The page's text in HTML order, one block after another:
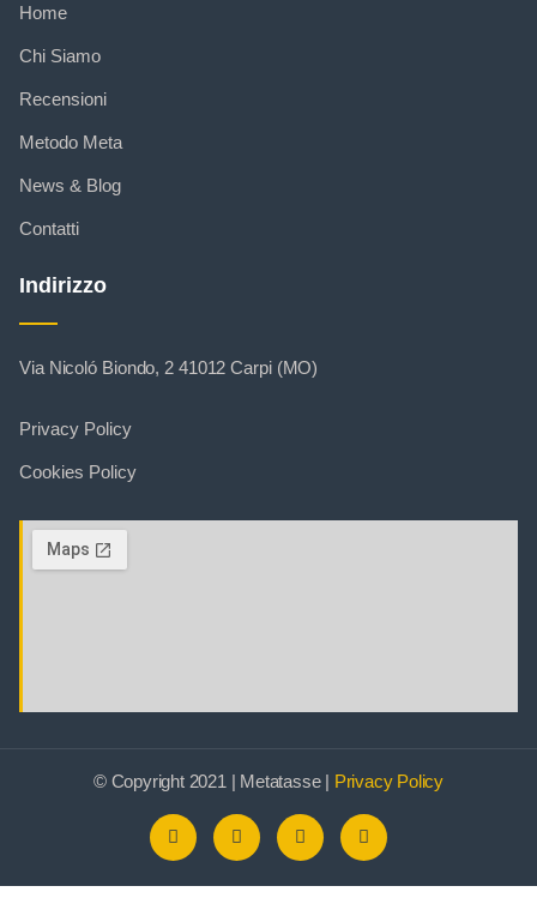
Home
Chi Siamo
Recensioni
Metodo Meta
News & Blog
Contatti
Indirizzo
Via Nicoló Biondo, 2 41012 Carpi (MO)
Privacy Policy
Cookies Policy
© Copyright 2021 | Metatasse | Privacy Policy